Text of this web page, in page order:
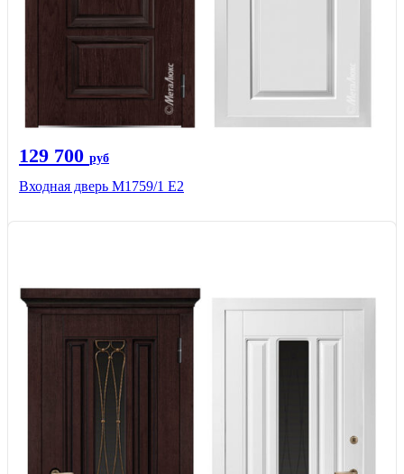
129 700 руб
Входная дверь М1759/1 Е2